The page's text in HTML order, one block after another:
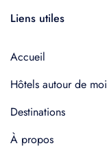
Liens utiles
Accueil
Hôtels autour de moi
Destinations
À propos